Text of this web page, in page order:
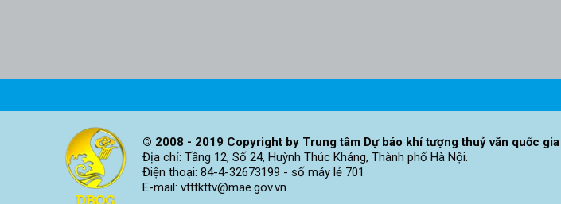
© 2008 - 2019 Copyright by Trung tâm Dự báo khí tượng thuỷ văn quốc gia
Địa chỉ: Tầng 12, Số 24, Huỳnh Thúc Kháng, Thành phố Hà Nội.
Điện thoại: 84-4-32673199 - số máy lẻ 701
E-mail: vtttkttv@mae.gov.vn